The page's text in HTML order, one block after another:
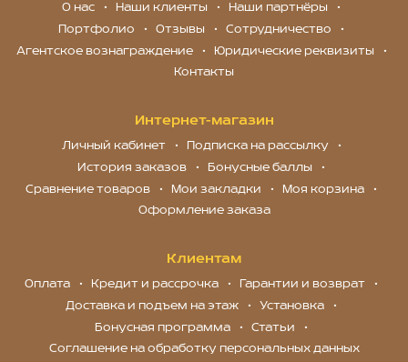
О нас Наши клиенты
Наши партнёры
Портфолио
Отзывы
Сотрудничество
Агентское вознаграждение
Юридические реквизиты
Контакты
Интернет-магазин
Личный кабинет
Подписка на рассылку
История заказов
Бонусные баллы
Сравнение товаров
Мои закладки
Моя корзина
Оформление заказа
Клиентам
Оплата Кредит и рассрочка
Гарантии и возврат
Доставка и подъем на этаж
Установка
Бонусная программа
Статьи
Соглашение на обработку персональных данных